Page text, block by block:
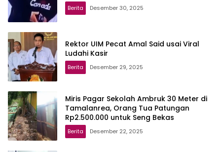
Berita Desember 30, 2025
Rektor UIM Pecat Amal Said usai Viral
Ludahi Kasir
Berita Desember 29, 2025
Miris Pagar Sekolah Ambruk 30 Meter di
Tamalanrea, Orang Tua Patungan
Rp2.500.000 untuk Seng Bekas
Berita Desember 22, 2025